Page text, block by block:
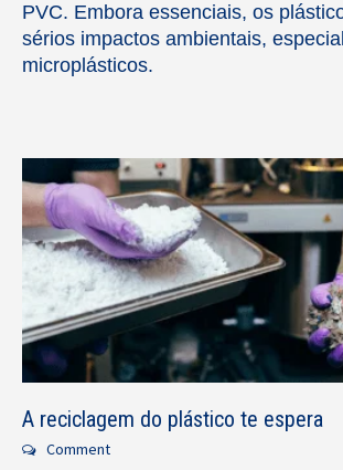
PVC. Embora essenciais, os
sérios impactos ambientais,
microplásticos.
A reciclagem do plástico te espera
Comment